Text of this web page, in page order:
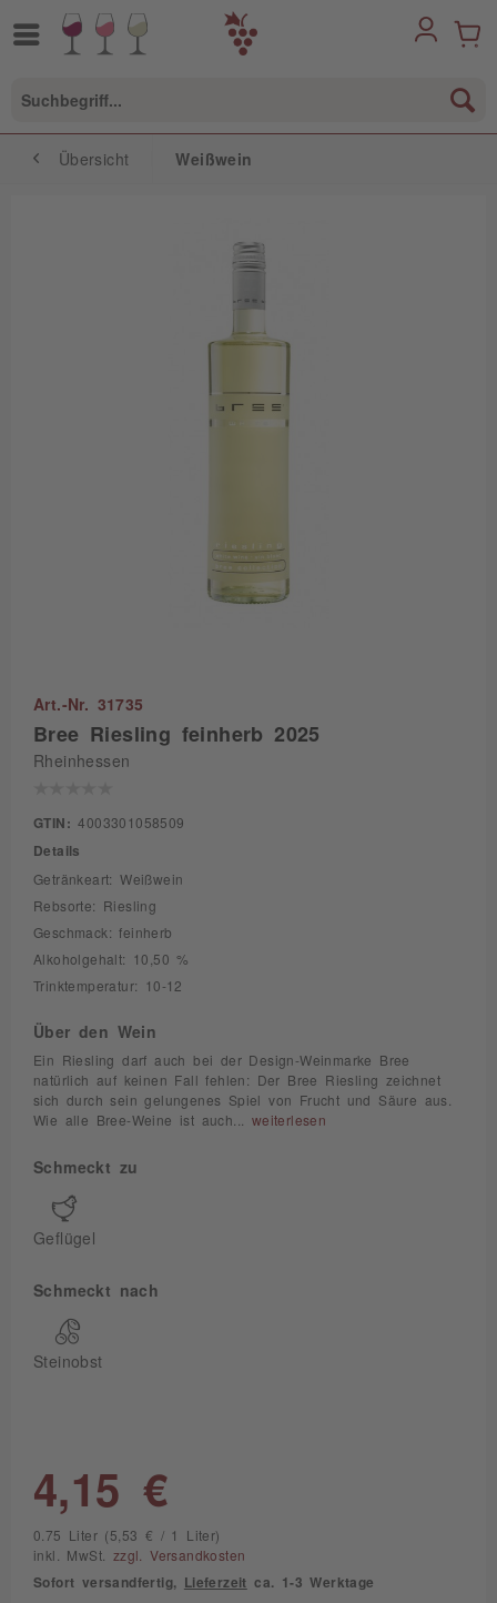
Übersicht Weißwein
Art.-Nr. 31735
Bree Riesling feinherb 2025
Rheinhessen
GTIN: 4003301058509
Details
Getränkeart: Weißwein
Rebsorte: Riesling
Geschmack: feinherb
Alkoholgehalt: 10,50 %
Trinktemperatur: 10-12
Über den Wein
Ein Riesling darf auch bei der Design-Weinmarke Bree
natürlich auf keinen Fall fehlen: Der Bree Riesling zeichnet
sich durch sein gelungenes Spiel von Frucht und Säure aus.
Wie alle Bree-Weine ist auch... weiterlesen
Schmeckt zu
Geflügel
Schmeckt nach
Steinobst
4,15 €
0.75 Liter (5,53 € / 1 Liter)
inkl. MwSt. zzgl. Versandkosten
Sofort versandfertig, Lieferzeit ca. 1-3 Werktage